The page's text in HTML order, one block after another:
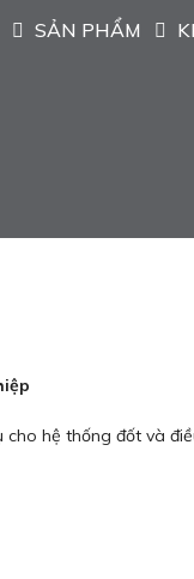
SẢN PHẨM
hệ thống đốt và